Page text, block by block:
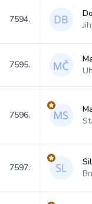
7594.
7595.
7596.
7597.